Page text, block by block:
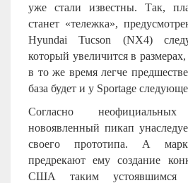
уже стали известны. Так,
станет «тележка»,
Hyundai Tucson (NX4)
который увеличится в
в то же время легче
база будет и у Sportage
Согласно
новоявленный пикап
своего прототипа. А
предрекают ему создание
США таким устоявшимся